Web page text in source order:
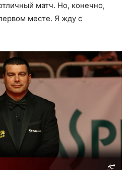
матч. Но, конечно,
месте. Я жду с